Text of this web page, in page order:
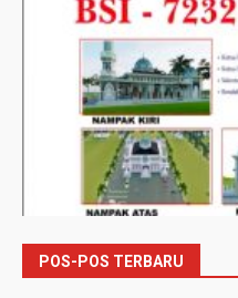
POS-POS TERBARU